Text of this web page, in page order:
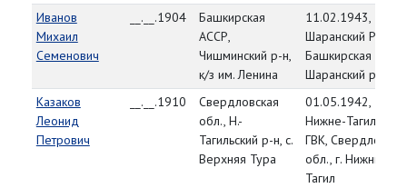
Иванов
Михаил
Семенович
__.__.1904
Башкирская
АССР,
Чишминский р-н,
к/з им. Ленина
11.02.1943,
Шаранский РВК,
Башкирская АССР,
Шаранский р-н
Казаков
Леонид
Петрович
__.__.1910
Свердловская
обл., Н.-
Тагильский р-н, с.
Верхняя Тура
01.05.1942,
Нижне-Тагильский
ГВК,
обл., г. Нижний
Тагил